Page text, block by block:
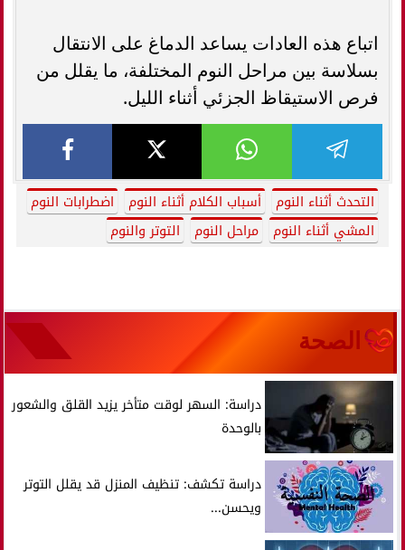
اتباع هذه العادات يساعد الدماغ على الانتقال
بسلاسة بين مراحل النوم المختلفة، ما يقلل من
فرص الاستيقاظ الجزئي أثناء الليل.
التحدث أثناء النوم أسباب الكلام أثناء النوم
اضطرابات النوم
المشي أثناء النوم
مراحل النوم التوتر والنوم
الصحة
دراسة: السهر لوقت متأخر يزيد القلق والشعور
بالوحدة
دراسة تكشف: تنظيف المنزل قد يقلل التوتر
ويحسن...